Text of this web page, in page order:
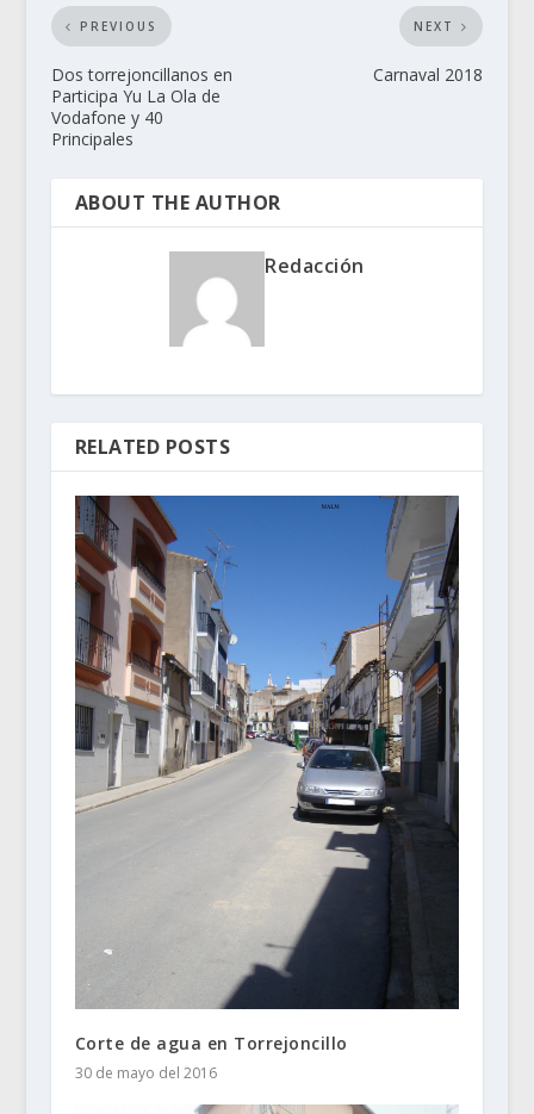
PREVIOUS
Dos torrejoncillanos en
Participa Yu La Ola de
Vodafone y 40
Principales
NEXT
Carnaval 2018
ABOUT THE AUTHOR
Redacción
RELATED POSTS
Corte de agua en Torrejoncillo
30 de mayo del 2016